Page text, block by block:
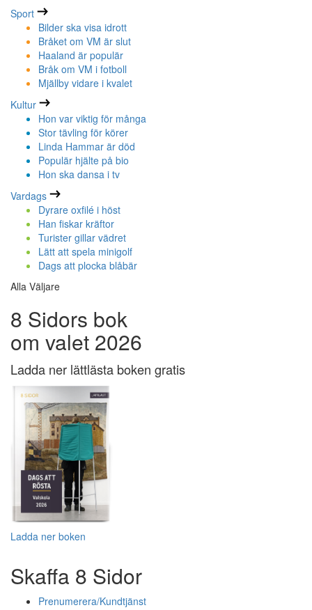
Sport
Bilder ska visa idrott
Bråket om VM är slut
Haaland är populär
Bråk om VM i fotboll
Mjällby vidare i kvalet
Kultur
Hon var viktig för många
Stor tävling för körer
Linda Hammar är död
Populär hjälte på bio
Hon ska dansa i tv
Vardags
Dyrare oxfilé i höst
Han fiskar kräftor
Turister gillar vädret
Lätt att spela minigolf
Dags att plocka blåbär
Alla Väljare
8 Sidors bok
om valet 2026
Ladda ner lättlästa boken gratis
Ladda ner boken
Skaffa 8 Sidor
Prenumerera/Kundtjänst